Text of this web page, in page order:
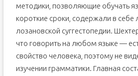
методики, позволяющие обучать
короткие сроки, содержали в себе
лозановской суггестопедии.
что говорить на любом языке —
свойство человека, поэтому не
изучении грамматики. Главная